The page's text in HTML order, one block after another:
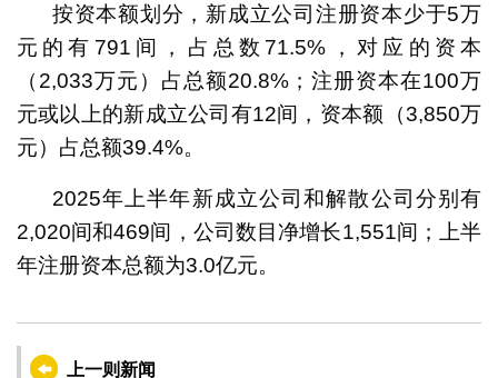
按资本额划分，新成立公司注册资本少于5万
元的有791间，占总数71.5%，对应的资本
（2,033万元）占总额20.8%；注册资本在100万
元或以上的新成立公司有12间，资本额（3,850万
元）占总额39.4%。
2025年上半年新成立公司和解散公司分别有
2,020间和469间，公司数目净增长1,551间；上半
年注册资本总额为3.0亿元。
上一则新闻